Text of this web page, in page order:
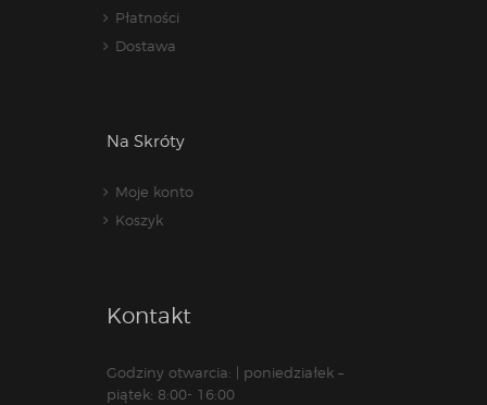
Płatności
Dostawa
Na Skróty
Moje konto
Koszyk
Kontakt
Godziny otwarcia: | poniedziałek –
piątek: 8:00- 16:00